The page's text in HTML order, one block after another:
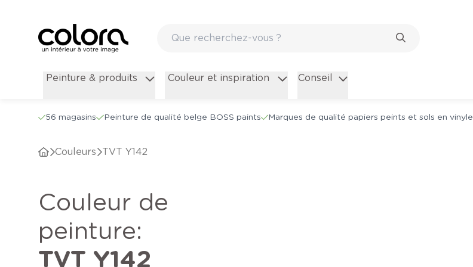
Peinture & produits Couleur et inspiration Conseil
56 magasins Peinture de qualité belge BOSS paints Marques de qualité papiers peints et sols en vinyle
Couleurs TVT Y142
Couleur de
peinture:
TVT Y142